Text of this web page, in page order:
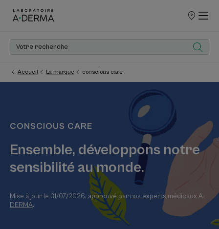
POINTS
Accueil La marque conscious care
CONSCIOUS CARE
Ensemble, développons notre
sensibilité au monde.
Mise à jour le 31/07/2026, approuvé par nos experts médicaux A-
DERMA.